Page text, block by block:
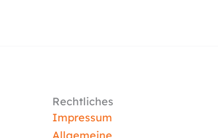
Rechtliches
Impressum